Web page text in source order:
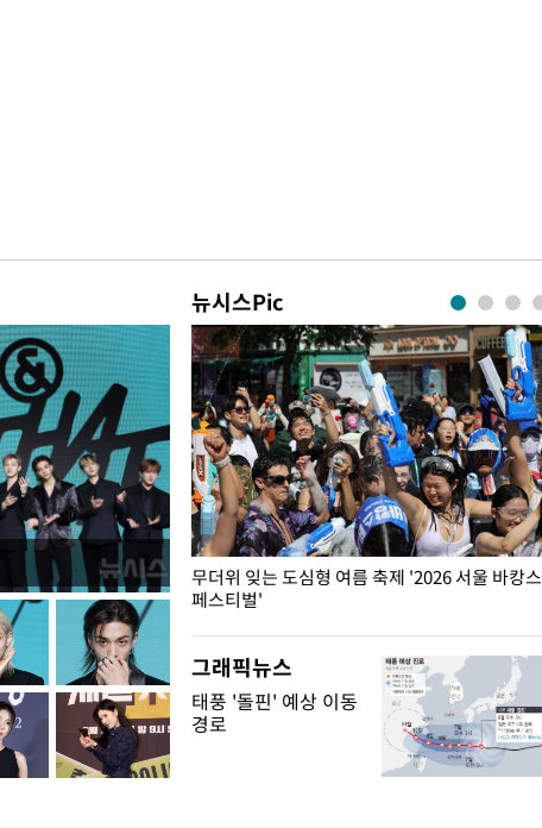
뉴시스Pic
무더위 잊는 도심형 여름 축제 '2026 서울 바캉스
페스티벌'
그래픽뉴스
태풍 '돌핀' 예상 이동
경로